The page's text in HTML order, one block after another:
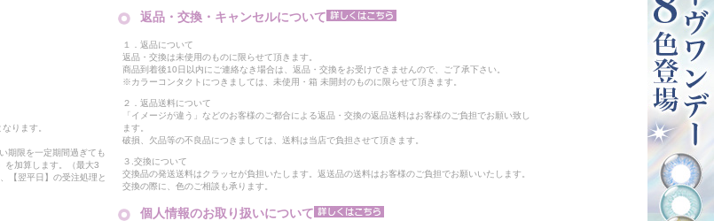
なります。
期限を一定期間過ぎても
を加算します。（最大3
【翌平日】の受注処理と
返品・交換・キャンセルについて
１．返品について
返品・交換は未使用のものに限らせて頂きます。
商品到着後10日以内にご連絡なき場合は、返品・交換をお受けできませんので、ご了承下さい。
※カラーコンタクトにつきましては、未使用・箱 未開封のものに限らせて頂きます。
２．返品送料について
「イメージが違う」などのお客様のご都合による返品・交換の返品送料はお客様のご負担でお願い致し
ます。
破損、欠品等の不良品につきましては、送料は当店で負担させて頂きます。
３.交換について
交換品の発送送料はクラッセが負担いたします。返送品の送料はお客様のご負担でお願いいたします。
交換の際に、色のご相談も承ります。
個人情報のお取り扱いについて